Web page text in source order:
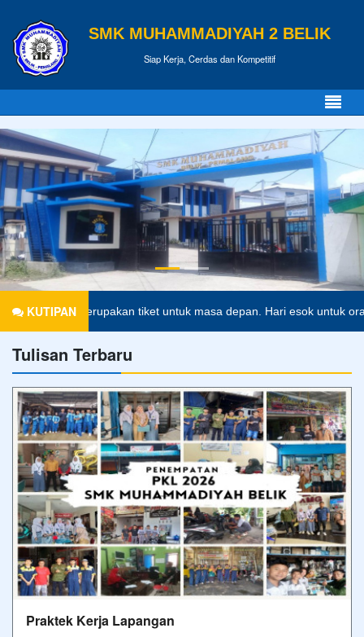
SMK MUHAMMADIYAH 2 BELIK
Siap Kerja, Cerdas dan Kompetitif
KUTIPAN
Pendidikan merupakan tiket untuk masa depan. Hari esok untuk
Tulisan Terbaru
Praktek Kerja Lapangan